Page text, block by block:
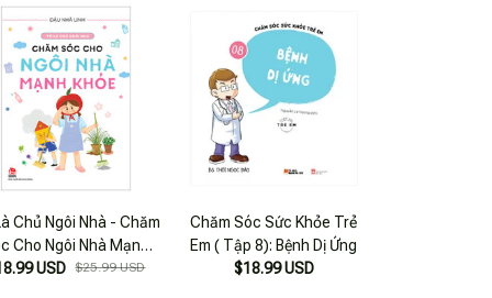
Chủ Ngôi Nhà - Chăm
Cho Ngôi Nhà Mạnh
Khỏe
USD $25.99 USD
Chăm Sóc Sức Khỏe Trẻ
Em ( Tập 8): Bệnh Dị Ứng
$18.99 USD